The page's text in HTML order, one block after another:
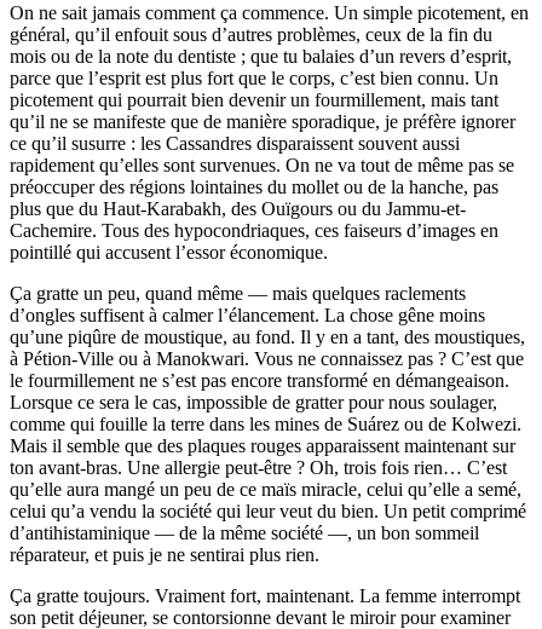
On ne sait jamais comment ça commence. Un simple picotement, en
général, qu’il enfouit sous d’autres problèmes, ceux de la fin du
mois ou de la note du dentiste ; que tu balaies d’un revers d’esprit,
parce que l’esprit est plus fort que le corps, c’est bien connu. Un
picotement qui pourrait bien devenir un fourmillement, mais tant
qu’il ne se manifeste que de manière sporadique, je préfère ignorer
ce qu’il susurre : les Cassandres disparaissent souvent aussi
rapidement qu’elles sont survenues. On ne va tout de même pas se
préoccuper des régions lointaines du mollet ou de la hanche, pas
plus que du Haut-Karabakh, des Ouïgours ou du Jammu-et-
Cachemire. Tous des hypocondriaques, ces faiseurs d’images en
pointillé qui accusent l’essor économique.
Ça gratte un peu, quand même — mais quelques raclements
d’ongles suffisent à calmer l’élancement. La chose gêne moins
qu’une piqûre de moustique, au fond. Il y en a tant, des moustiques,
à Pétion-Ville ou à Manokwari. Vous ne connaissez pas ? C’est que
le fourmillement ne s’est pas encore transformé en démangeaison.
Lorsque ce sera le cas, impossible de gratter pour nous soulager,
comme qui fouille la terre dans les mines de Suárez ou de Kolwezi.
Mais il semble que des plaques rouges apparaissent maintenant sur
ton avant-bras. Une allergie peut-être ? Oh, trois fois rien… C’est
qu’elle aura mangé un peu de ce maïs miracle, celui qu’elle a semé,
celui qu’a vendu la société qui leur veut du bien. Un petit comprimé
d’antihistaminique — de la même société —, un bon sommeil
réparateur, et puis je ne sentirai plus rien.
Ça gratte toujours. Vraiment fort, maintenant. La femme interrompt
son petit déjeuner, se contorsionne devant le miroir pour examiner